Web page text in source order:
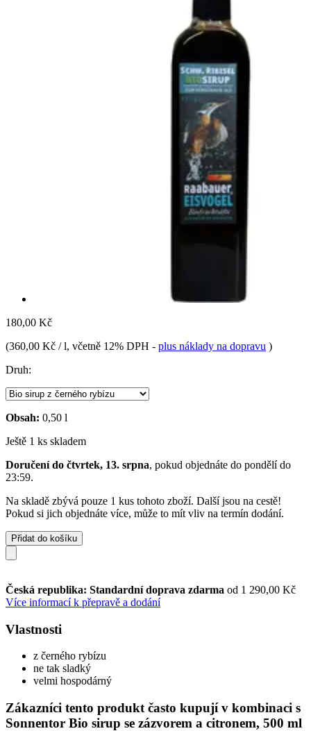
180,00 Kč
(360,00 Kč / l, včetně 12% DPH - plus náklady na dopravu )
Druh:
Obsah: 0,50 l
Ještě 1 ks skladem
Doručení do čtvrtek, 13. srpna, pokud objednáte do pondělí do
23:59.
Na skladě zbývá pouze 1 kus tohoto zboží. Další jsou na cestě!
Pokud si jich objednáte více, může to mít vliv na termín dodání.
Přidat do košíku
Česká republika: Standardní doprava zdarma od 1 290,00 Kč
Více informací k přepravě a dodání
Vlastnosti
z černého rybízu
ne tak sladký
velmi hospodárný
Zákazníci tento produkt často kupují v kombinaci s
Sonnentor Bio sirup se zázvorem a citronem, 500 ml